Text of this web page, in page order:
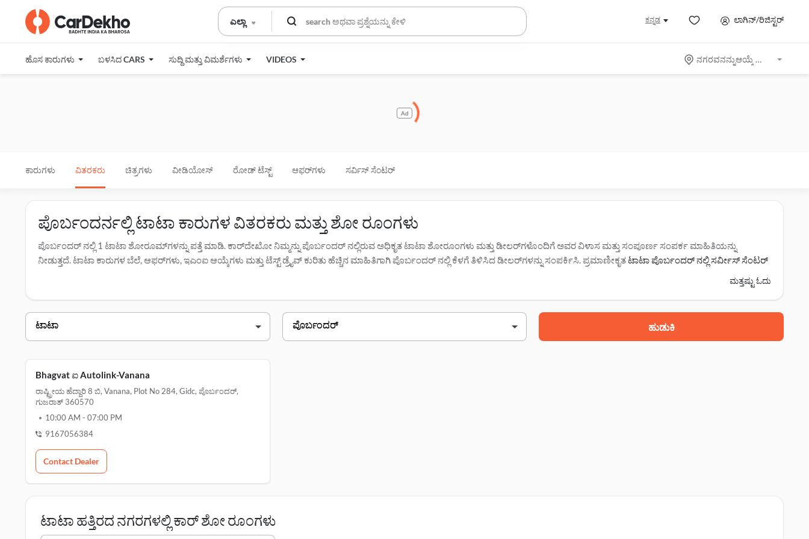
ಎಲ್ಲಾ ಕನ್ನಡ ಲಾಗಿನ್/ರಿಜಿಸ್ಟರ್
ಹೊಸ ಕಾರುಗಳು ಬಳಸಿದ CARS ಸುದ್ದಿ ಮತ್ತು ವಿಮರ್ಶೆಗಳು VIDEOS ನಗರವನನ್ನುಆಯ್ಕೆ ಮಾಡಿ
Ad
ಕಾರುಗಳು ವಿತರಕರು ಚಿತ್ರಗಳು ವೀಡಿಯೋಸ್ ರೋಡ್ ಟೆಸ್ಟ್ ಆಫರ್‌ಗಳು ಸರ್ವಿಸ್ ಸೆಂಟರ್
ಪೊರ್ಬಂದರ್ನಲ್ಲಿ ಟಾಟಾ ಕಾರುಗಳ ವಿತರಕರು ಮತ್ತು ಶೋ ರೂಂಗಳು
ಪೊರ್ಬಂದರ್ ನಲ್ಲಿ 1 ಟಾಟಾ ಶೋರೂಮ್‌ಗಳನ್ನು ಪತ್ತೆ ಮಾಡಿ. ಕಾರ್‌ದೇಖೋ ನಿಮ್ಮನ್ನು ಪೊರ್ಬಂದರ್ ನಲ್ಲಿರುವ ಅಧಿಕೃತ ಟಾಟಾ ಶೋರೂಂಗಳು ಮತ್ತು ಡೀಲರ್‌ಗಳೊಂದಿಗೆ ಅವರ ವಿಳಾಸ ಮತ್ತು ಸಂಪೂರ್ಣ ಸಂಪರ್ಕ ಮಾಹಿತಿಯನ್ನು
ನೀಡುತ್ತದೆ. ಟಾಟಾ ಕಾರುಗಳ ಬೆಲೆ, ಆಫರ್‌ಗಳು, ಇಎಂಐ ಆಯ್ಕೆಗಳು ಮತ್ತು ಟೆಸ್ಟ್ ಡ್ರೈವ್ ಕುರಿತು ಹೆಚ್ಚಿನ ಮಾಹಿತಿಗಾಗಿ ಪೊರ್ಬಂದರ್ ನಲ್ಲಿ ಕೆಳಗೆ ತಿಳಿಸಿದ ಡೀಲರ್‌ಗಳನ್ನು ಸಂಪರ್ಕಿಸಿ. ಪ್ರಮಾಣೀಕೃತಟಾಟಾ ಪೊರ್ಬಂದರ್ ನಲ್ಲಿ ಸರ್ವೀಸ್‌ ಸೆಂಟರ್‌
ಡೀಲರ್ ಹೆಸರು ವಿಳಾಸ
bhagvati autolink-vanana ರಾಷ್ಟ್ರೀಯ ಹೆದ್ದಾರಿ 8 ಬಿ, vanana, plot no 284, gidc,, ಪೊರ್ಬಂದರ್, 360570
ಮತ್ತಷ್ಟು ಓದು
ಹುಡುಕಿ
Bhagvat ಐ Autolink-Vanana
ರಾಷ್ಟ್ರೀಯ ಹೆದ್ದಾರಿ 8 ಬಿ, Vanana, Plot No 284, Gidc, ಪೊರ್ಬಂದರ್,
ಗುಜರಾತ್ 360570
10:00 AM - 07:00 PM
9167056384
Contact Dealer
ಟಾಟಾ ಹತ್ತಿರದ ನಗರಗಳಲ್ಲಿ ಕಾರ್ ಶೋ ರೂಂಗಳು